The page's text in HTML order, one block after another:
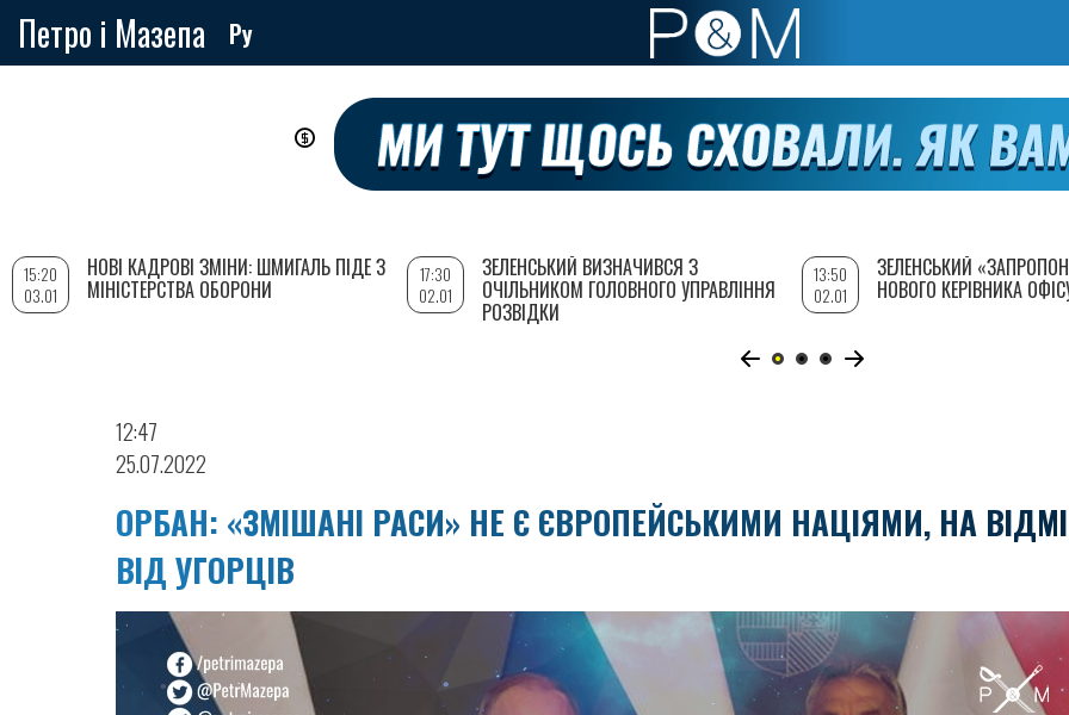
Петро і Мазепа Ру
12:47
25.07.2022
ОРБАН: «ЗМІШАНІ РАСИ» НЕ Є ЄВРОПЕЙСЬКИМИ НАЦІЯМИ, НА
ВІД УГОРЦІВ
15:20
03.01
НОВІ КАДРОВІ ЗМІНИ: ШМИГАЛЬ ПІДЕ З
МІНІСТЕРСТВА ОБОРОНИ
17:30
02.01
ЗЕЛЕНСЬКИЙ ВИЗНАЧИВСЯ З
ОЧІЛЬНИКОМ ГОЛОВНОГО УПРАВЛІННЯ
РОЗВІДКИ
13:50
02.01
ЗЕЛЕНСЬКИЙ
НОВОГО КЕРІВНИКА